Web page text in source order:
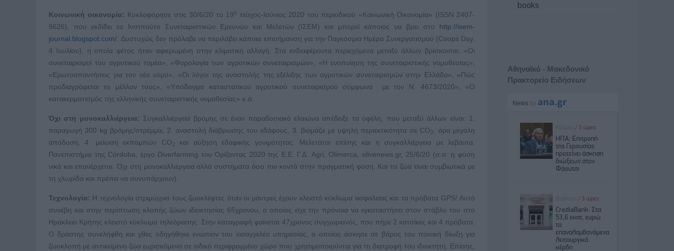
Κοινωνική οικονομία: Κυκλοφόρησε στις 30/6/20 το 19ο τεύχος-Ιούνιος 2020 του περιοδικού «Κοινωνική Οικονομία» (ISSN 2407-
9626), που εκδίδει το Ινστιτούτο Συνεταιριστικών Ερευνών και Μελετών (ΙΣΕΜ) και μπορεί κάποιος να βρει στο http://isem-
journal.blogspot.com/. Δυστυχώς δεν πρόλαβε να περιλάβει κάποια επισήμανση για την Παγκόσμια Ημέρα Συνεργατισμού (Coops Day,
4 Ιουλίου), η οποία φέτος ήταν αφιερωμένη στην κλιματική αλλαγή. Στα ενδιαφέροντα περιεχόμενα μεταξύ άλλων βρίσκονται: «Οι
συνεταιρισμοί του αγροτικού τομέα», «Φορολογία των αγροτικών συνεταιρισμών», «Η ενοποίηση της συνεταιριστικής νομοθεσίας»,
«Ερωτοαπαντήσεις για τον νέο νόμο», «Οι λόγοι της αναστολής της εξέλιξης των αγροτικών συνεταιρισμών στην Ελλάδα», «Πώς
προδιαγράφεται το μέλλον τους», «Υπόδειγμα καταστατικού αγροτικού συνεταιρισμού σύμφωνα με τον Ν. 4673/2020», «Ο
κατακερματισμός της ελληνικής συνεταιριστικής νομοθεσίας» κ.ά.
Όχι στη μονοκαλλιέργεια: Συγκαλλιέργεια βρόμης σε έναν παραδοσιακό ελαιώνα απέδειξε τα οφέλη, που μεταξύ άλλων είναι: 1.
παραγωγή 300 kg βρόμης/στρέμμα, 2. αναστολή διάβρωσης του εδάφους, 3. βιομάζα με υψηλή περιεκτικότητα σε CO2, άρα μεγάλη
απόδοση, 4. μείωση εκπομπών CO2
και αύξηση εδαφικής γονιμότητας. Μελετάται επίσης και η συγκαλλιέργεια με λεβάντα.
Πανεπιστήμιο της Córdoba, έργο Diverfarming του Ορίζοντας 2020 της E.E. Γ.Δ. Agri, Olimerca, olivenews.gr, 25/6/20 (σ.σ. η φύση
νικά και επανέρχεται. Όχι στη μονοκαλλιέργεια αλλά συστήματα όσο πιο κοντά στην πραγματική φύση. Και τα ζώα είναι συμβιωτικά με
τη χλωρίδα και πρέπει να συνυπάρχουν).
Τεχνολογία: Η τεχνολογία στριμώχνει τους ζωοκλέφτες όταν οι μάντρες έχουν κλειστό κύκλωμα ασφαλείας και τα πρόβατα GPS! Αυτό
συνέβη και στην περίπτωση κλοπής ζώων ιδιοκτησίας 65χρονου, ο οποίος είχε την πρόνοια να εγκαταστήσει στον στάβλο του στο
Ηράκλειο Κρήτης κλειστό κύκλωμα τηλεόρασης. Στην καταγραφή φαίνεται 47χρονος συγχωριανός, που πήρε 2 κατσίκες και 4 πρόβατα.
Ο δράστης συνελήφθη και χθες οδηγήθηκε ενώπιον του εισαγγελέα υπηρεσίας, ο οποίος άσκησε σε βάρος του ποινική δίωξη για
ζωοκλοπή με αντικείμενο ζώα ευρισκόμενα σε ειδικό περιφραγμένο χώρο που χρησιμοποιούνται για τη διατροφή του ιδιοκτήτη. Επίσης,
books
Αθηναϊκό - Μακεδονικό
Πρακτορείο Ειδήσεων